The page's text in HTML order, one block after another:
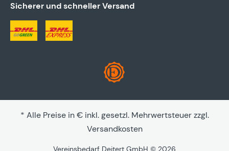
Sicherer und schneller Versand
* Alle Preise in € inkl. gesetzl. Mehrwertsteuer zzgl.
Versandkosten
Vereinsbedarf Deitert GmbH © 2026